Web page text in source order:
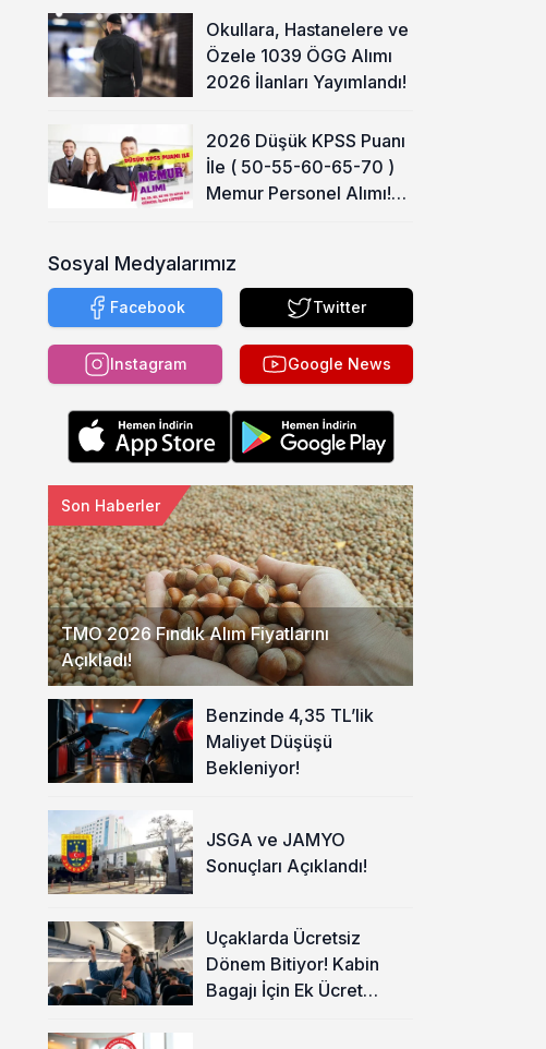
Okullara, Hastanelere ve
Özele 1039 ÖGG Alımı
2026 İlanları Yayımlandı!
2026 Düşük KPSS Puanı
İle ( 50-55-60-65-70 )
Memur Personel Alımı!
Sosyal Medyalarımız
Facebook Twitter
Instagram Google News
TMO 2026 Fındık Alım Fiyatlarını
Açıkladı!
Son Haberler
Benzinde 4,35 TL’lik
Maliyet Düşüşü
Bekleniyor!
JSGA ve JAMYO
Sonuçları Açıklandı!
Uçaklarda Ücretsiz
Dönem Bitiyor! Kabin
Bagajı İçin Ek Ücret